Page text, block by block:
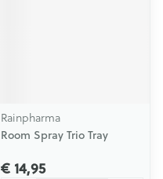
Rainpharma
Room Spray Trio Tray
€ 14,95